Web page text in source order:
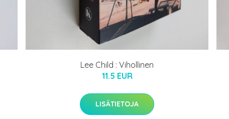
Lee Child : Vihollinen
11.5 EUR
LISÄTIETOJA